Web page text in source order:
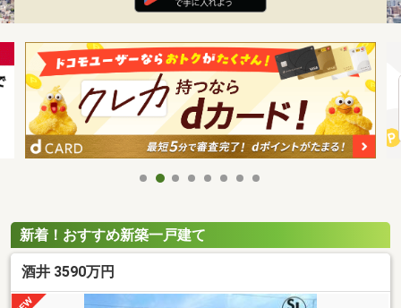
新着！おすすめ新築一戸建て
酒井 3590万円